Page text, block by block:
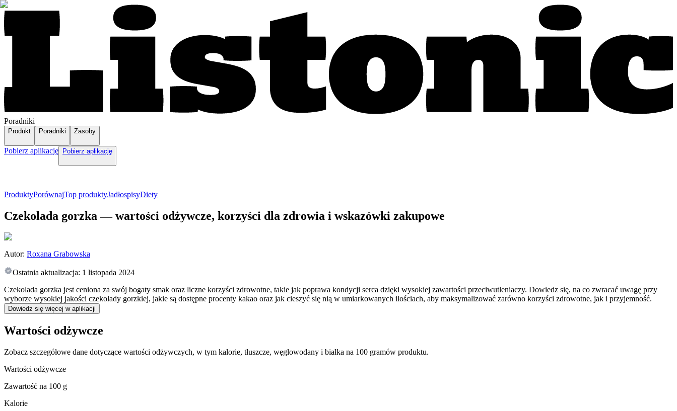
Poradniki
Produkt Poradniki Zasoby
Pobierz aplikację Pobierz aplikację
ProduktyPorównajTop produktyJadłospisyDiety
Czekolada gorzka — wartości odżywcze, korzyści dla zdrowia i wskazówki zakupowe
Autor: Roxana Grabowska
Ostatnia aktualizacja: 1 listopada 2024
Czekolada gorzka jest ceniona za swój bogaty smak oraz liczne korzyści zdrowotne, takie jak poprawa kondycji serca dzięki wysokiej zawartości przeciwutleniaczy. Dowiedz się, na co zwracać uwagę przy
wyborze wysokiej jakości czekolady gorzkiej, jakie są dostępne procenty kakao oraz jak cieszyć się nią w umiarkowanych ilościach, aby maksymalizować zarówno korzyści zdrowotne, jak i przyjemność.
Dowiedz się więcej w aplikacji
Wartości odżywcze
Zobacz szczegółowe dane dotyczące wartości odżywczych, w tym kalorie, tłuszcze, węglowodany i białka na 100 gramów produktu.
Wartości odżywcze
Zawartość na 100 g
Kalorie